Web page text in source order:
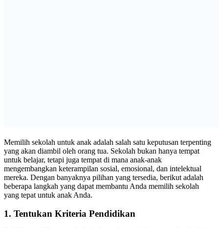
Memilih sekolah untuk anak adalah salah satu keputusan terpenting
yang akan diambil oleh orang tua. Sekolah bukan hanya tempat
untuk belajar, tetapi juga tempat di mana anak-anak
mengembangkan keterampilan sosial, emosional, dan intelektual
mereka. Dengan banyaknya pilihan yang tersedia, berikut adalah
beberapa langkah yang dapat membantu Anda memilih sekolah
yang tepat untuk anak Anda.
1. Tentukan Kriteria Pendidikan